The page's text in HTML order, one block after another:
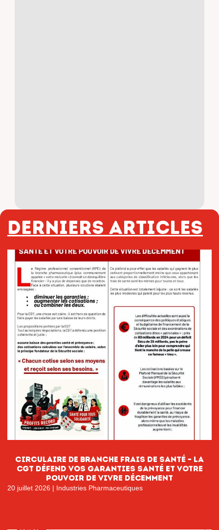
Derniers articles
circulaire de branche FRAIS DE SANTÉ – LA
CGT DÉFEND VOS GARANTIES SANTÉ ET VOTRE
POUVOIR DE VIVRE DÉCEMMENT
20 juillet 2026 | Industries Pharmaceutiques